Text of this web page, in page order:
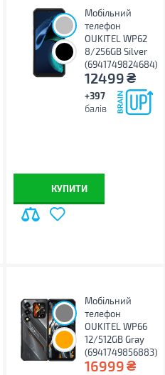
Мобільний
телефон
OUKITEL WP62
8/256GB Silver
(6941749824684)
12499₴
+397
балів
КУПИТИ
Мобільний
телефон
OUKITEL WP66
12/512GB Gray
(6941749856883)
16999₴